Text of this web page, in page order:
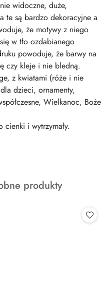
widoczne, duże,
te są bardzo dekoracyjne a
że motywy z niego
w tło ozdabianego
powoduje, że barwy na
czy kleje i nie bledną.
z kwiatami (róże i nie
dzieci, ornamenty,
Wielkanoc, Boże
cienki i wytrzymały.
produkty